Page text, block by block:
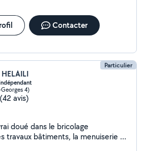
Contacter
Particulier
4)
(42 avis)
doué dans le bricolage
travaux bâtiments, la menuiserie et